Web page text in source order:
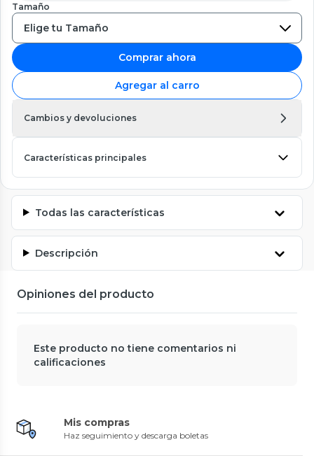
Tamaño
Comprar ahora
Agregar al carro
Cambios y devoluciones
Características principales
Todas las características
Descripción
Opiniones del producto
Este producto no tiene comentarios ni
calificaciones
Mis compras
Haz seguimiento y descarga boletas